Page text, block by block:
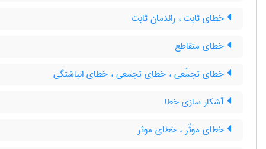
خطای ثابت ، راندمان ثابت
خطای متقاطع
خطای تجمّعی ، خطای تجمعی ، خطای انباشتگی
آشکار سازی خطا
خطای موثّر ، خطای موثر